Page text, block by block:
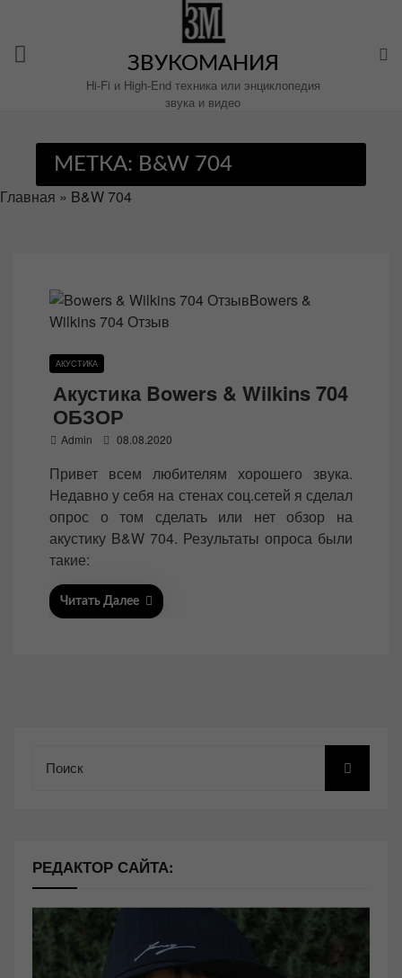
содержимому
ЗВУКОМАНИЯ
Hi-Fi и High-End техника или энциклопедия
звука и видео
МЕТКА: B&W 704
Главная » B&W 704
АКУСТИКА
Акустика Bowers & Wilkins 704
ОБЗОР
Admin
s
d
n
08.08.2020
Привет всем любителям хорошего звука.
Недавно у себя на стенах соц.сетей я сделал
опрос о том сделать или нет обзор на
акустику B&W 704. Результаты опроса были
такие:
Читать Далее
РЕДАКТОР САЙТА: